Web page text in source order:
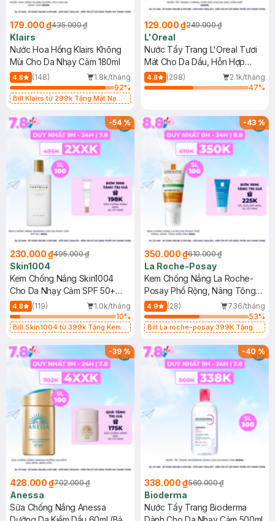
179.000 ₫435.000 ₫
Klairs
Nước Hoa Hồng Klairs Không
Mùi Cho Da Nhạy Cảm 180ml
4.8 (148)
1.8k/tháng
92%
Bill Klairs từ 299k Tặng Mặt Nạ
25ml (SL Có Hạn)
129.000 ₫249.000 ₫
L'Oreal
Nước Tẩy Trang L'Oreal Tươi
Mát Cho Da Dầu, Hỗn Hợp
400ml
4.8 (298)
2.1k/tháng
47%
-54%
230.000 ₫495.000 ₫
Skin1004
Kem Chống Nắng Skin1004
Cho Da Nhạy Cảm SPF 50+
50ml
4.8 (119)
1.0k/tháng
10%
Bill Skin1004 từ 399k Tặng Kem
SPF 50+ 20ml (SL Có Hạn)
-43%
350.000 ₫610.000 ₫
La Roche-Posay
Kem Chống Nắng La Roche-
Posay Phổ Rộng, Nâng Tông
Kiềm Dầu 50ml
4.9 (28)
736/tháng
53%
Bill La roche-posay 399K Tặng
(SL có hạn)
-39%
428.000 ₫702.000 ₫
Anessa
Sữa Chống Nắng Anessa
-40%
338.000 ₫560.000 ₫
Bioderma
Nước Tẩy Trang Bioderma